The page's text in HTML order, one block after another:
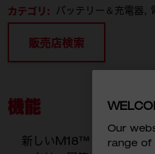
カテゴリ: バッテリー＆充電器
販売店検索
機能
新しいM18™ 3.0Ah
Our
range of